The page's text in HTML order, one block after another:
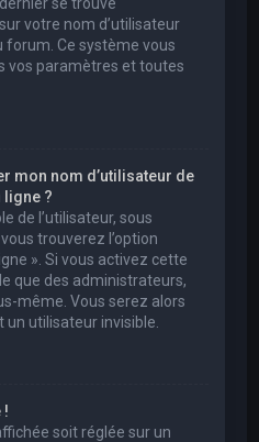
votre nom d’utilisateur
forum. Ce système vous
vos paramètres et toutes
mon nom d’utilisateur de
ligne ?
de l’utilisateur, sous
trouverez l’option
». Si vous activez cette
que des administrateurs,
même. Vous serez alors
utilisateur invisible.
!
soit réglée sur un